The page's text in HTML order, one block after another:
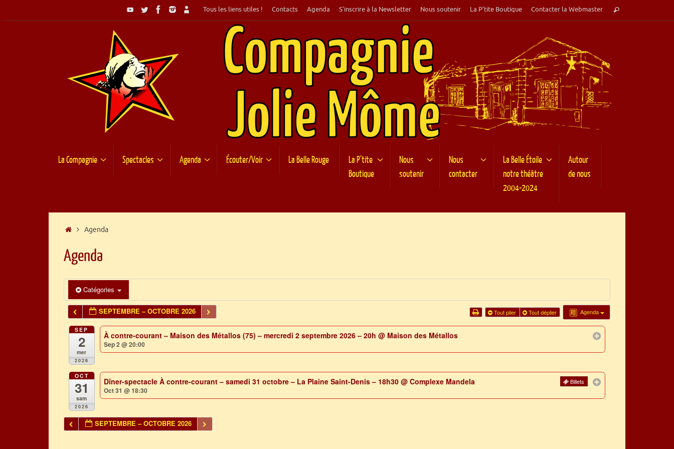
Tous les liens utiles ! Contacts Agenda S’inscrire à la Newsletter Nous soutenir La P’tite Boutique Contacter la Webmaster Rechercher
La Compagnie Spectacles Agenda Écouter/Voir La Belle Rouge
La P’tite
Boutique
Nous
soutenir
Nous
contacter
La Belle Étoile
notre théâtre
2004-2024
Autour
de nous
Accueil
Agenda
Agenda
Catégories
Agenda
SEPTEMBRE – OCTOBRE 2026 Tout plier Tout déplier
SEP
2
mer
2026
À contre-courant – Maison des Métallos (75) – mercredi 2 septembre 2026 – 20h@ Maison des Métallos
Sep 2 @ 20:00
OCT
31
sam
2026
Dîner-spectacle À contre-courant – samedi 31 octobre – La Plaine Saint-Denis – 18h30@ Complexe Mandela Billets
Oct 31 @ 18:30
SEPTEMBRE – OCTOBRE 2026